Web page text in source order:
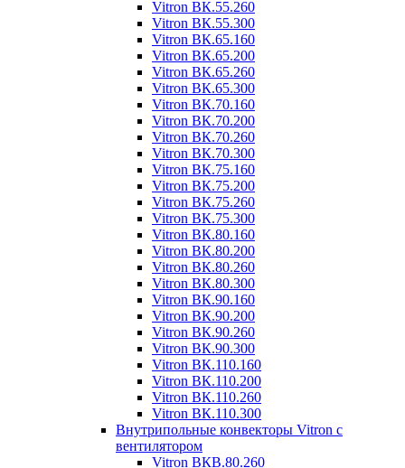
Vitron ВК.55.260
Vitron ВК.55.300
Vitron ВК.65.160
Vitron ВК.65.200
Vitron ВК.65.260
Vitron ВК.65.300
Vitron ВК.70.160
Vitron ВК.70.200
Vitron ВК.70.260
Vitron ВК.70.300
Vitron ВК.75.160
Vitron ВК.75.200
Vitron ВК.75.260
Vitron ВК.75.300
Vitron ВК.80.160
Vitron ВК.80.200
Vitron ВК.80.260
Vitron ВК.80.300
Vitron ВК.90.160
Vitron ВК.90.200
Vitron ВК.90.260
Vitron ВК.90.300
Vitron ВК.110.160
Vitron ВК.110.200
Vitron ВК.110.260
Vitron ВК.110.300
Внутрипольные конвекторы Vitron с
вентилятором
Vitron ВКВ.80.260